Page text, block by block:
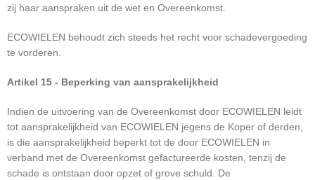
zij haar aanspraken uit de wet en Overeenkomst.
ECOWIELEN behoudt zich steeds het recht voor schadevergoeding
te vorderen.
Artikel 15 - Beperking van aansprakelijkheid
Indien de uitvoering van de Overeenkomst door ECOWIELEN leidt
tot aansprakelijkheid van ECOWIELEN jegens de Koper of derden,
is die aansprakelijkheid beperkt tot de door ECOWIELEN in
verband met de Overeenkomst gefactureerde kosten, tenzij de
schade is ontstaan door opzet of grove schuld. De